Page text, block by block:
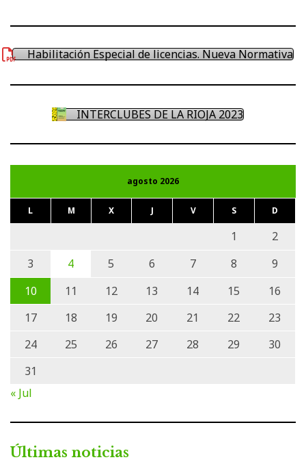
Habilitación Especial de licencias. Nueva Normativa
INTERCLUBES DE LA RIOJA 2023
agosto 2026
L M X J V S D
1
2
3
4 5 6 7 8
9
10
11 12 13 14 15
16
17
18 19 20 21 22
23
24
25 26 27 28 29
30
31
« Jul
Últimas noticias